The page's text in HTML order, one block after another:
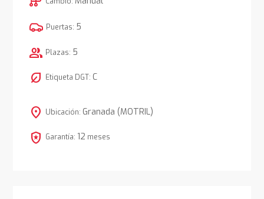
Puertas: 5
group Plazas: 5
nest_eco_leaf Etiqueta DGT: C
location_on Ubicación: Granada (MOTRIL)
local_police Garantía: 12 meses